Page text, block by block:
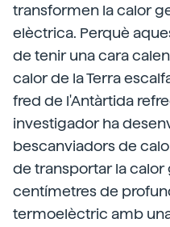
transformen la calor
elèctrica. Perquè
de tenir una cara
calor de la Terra
fred de l'Antàrtida
investigador ha
bescanviadors de
de transportar la
centímetres de
termoelèctric amb